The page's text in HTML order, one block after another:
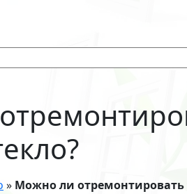
» Можно ли отремонтировать